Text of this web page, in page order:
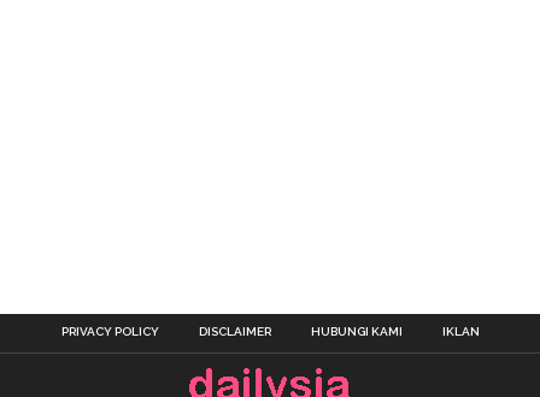
PRIVACY POLICY DISCLAIMER HUBUNGI KAMI IKLAN